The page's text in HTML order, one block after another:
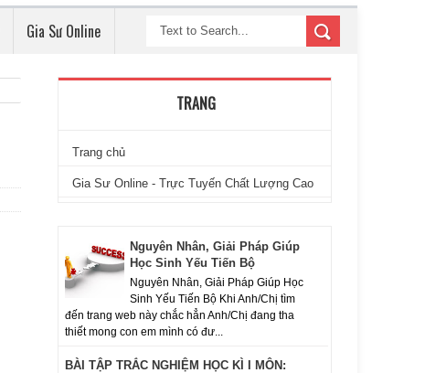
Gia Sư Online
TRANG
Trang chủ
Gia Sư Online - Trực Tuyến Chất Lượng Cao
Nguyên Nhân, Giải Pháp Giúp
Học Sinh Yếu Tiến Bộ
Nguyên Nhân, Giải Pháp Giúp Học
Sinh Yếu Tiến Bộ Khi Anh/Chị tìm
đến trang web này chắc hẳn Anh/Chị đang tha
thiết mong con em mình có đư...
BÀI TẬP TRẮC NGHIỆM HỌC KÌ I MÔN: